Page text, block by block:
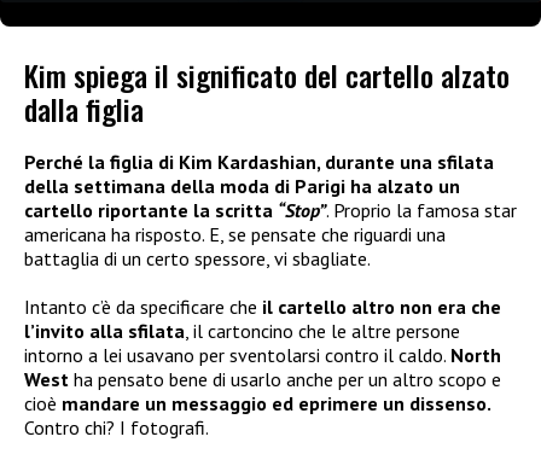
Kim spiega il significato del cartello alzato
dalla figlia
Perché la figlia di Kim Kardashian, durante una sfilata
della settimana della moda di Parigi ha alzato un
cartello riportante la scritta “Stop”. Proprio la famosa star
americana ha risposto. E, se pensate che riguardi una
battaglia di un certo spessore, vi sbagliate.
Intanto c’è da specificare che il cartello altro non era che
l’invito alla sfilata, il cartoncino che le altre persone
intorno a lei usavano per sventolarsi contro il caldo. North
West ha pensato bene di usarlo anche per un altro scopo e
cioè mandare un messaggio ed eprimere un dissenso.
Contro chi? I fotografi.